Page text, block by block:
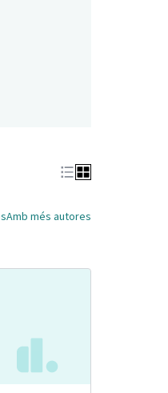
Amb més autores